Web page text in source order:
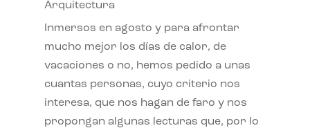
Arquitectura
Inmersos en agosto y para afrontar
mucho mejor los días de calor, de
vacaciones o no, hemos pedido a unas
cuantas personas, cuyo criterio nos
interesa, que nos hagan de faro y nos
propongan algunas lecturas que, por lo